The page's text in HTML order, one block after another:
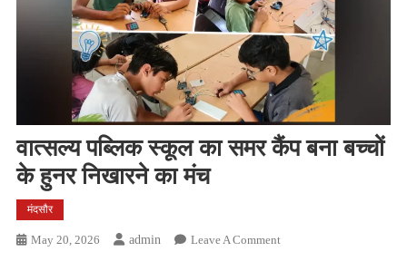
वात्सल्य पब्लिक स्कूल का समर कैंप बना बच्चों
के हुनर निखारने का मंच
मंदसौर
May 20, 2026 Admin Leave A CommentOn